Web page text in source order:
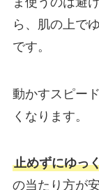
ら、肌の上で
です。
動かすスピー
くなります。
止めずにゆっ
の当たり方が